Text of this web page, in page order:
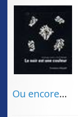
Ou encore…